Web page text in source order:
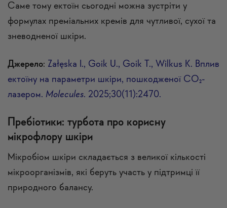
Саме тому ектоїн сьогодні можна зустріти у
формулах преміальних кремів для чутливої, сухої та
зневодненої шкіри.
Джерело: Załęska I., Goik U., Goik T., Wilkus K. Вплив
ектоїну на параметри шкіри, пошкодженої CO₂-
лазером. Molecules. 2025;30(11):2470.
Пребіотики: турбота про корисну
мікрофлору шкіри
Мікробіом шкіри складається з великої кількості
мікроорганізмів, які беруть участь у підтримці її
природного балансу.